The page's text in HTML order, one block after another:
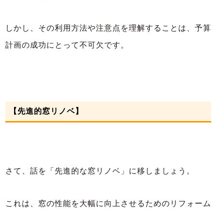
しかし、その利用方法や注意点を理解することは、予算
計画の成功にとって不可欠です。
【先進的窓リノベ】
さて、話を「先進的な窓リノベ」に移しましょう。
これは、窓の性能を大幅に向上させるためのリフォーム